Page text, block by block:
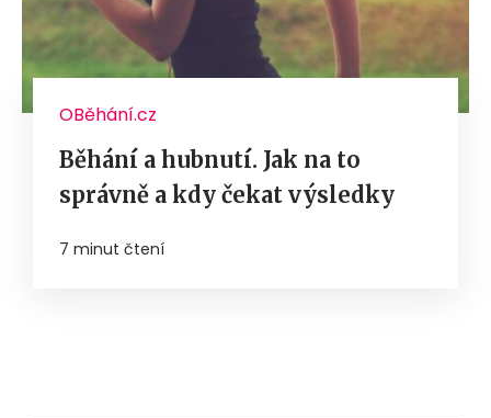
OBěhání.cz
Běhání a hubnutí. Jak na to
správně a kdy čekat výsledky
7 minut čtení